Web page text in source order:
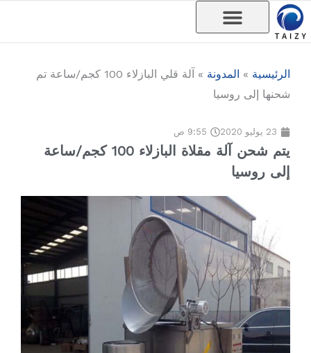
تخطي
إلى
الرئيسية » المدونة »
آلة قلي البازلاء 100 كجم/ساعة تم
شحنها إلى روسيا
23 يوليو 2020 9:55 ص
يتم شحن آلة مقلاة البازلاء 100 كجم/ساعة
إلى روسيا